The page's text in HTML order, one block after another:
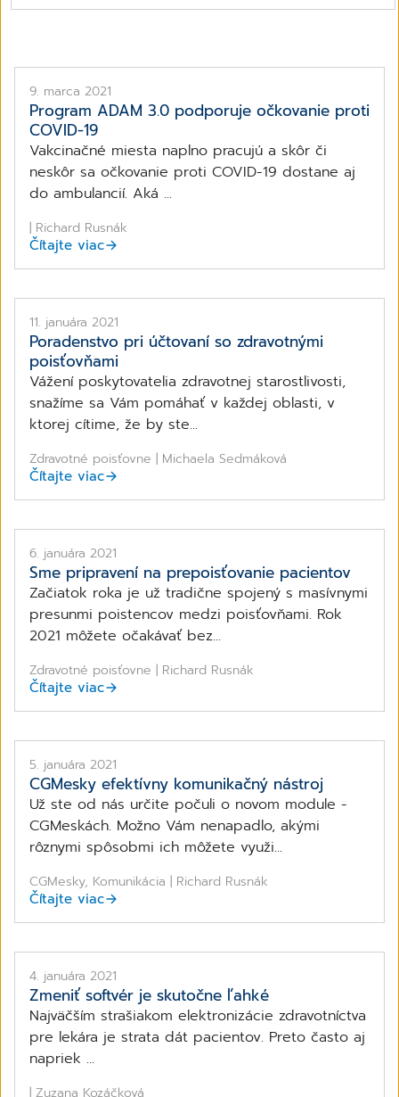
9. marca 2021
Program ADAM 3.0 podporuje očkovanie proti
COVID-19
Vakcinačné miesta naplno pracujú a skôr či
neskôr sa očkovanie proti COVID-19 dostane aj
do ambulancií. Aká ...
| Richard Rusnák
Čítajte viac
11. januára 2021
Poradenstvo pri účtovaní so zdravotnými
poisťovňami
Vážení poskytovatelia zdravotnej starostlivosti,
snažíme sa Vám pomáhať v každej oblasti, v
ktorej cítime, že by ste...
Zdravotné poisťovne | Michaela Sedmáková
Čítajte viac
6. januára 2021
Sme pripravení na prepoisťovanie pacientov
Začiatok roka je už tradične spojený s masívnymi
presunmi poistencov medzi poisťovňami. Rok
2021 môžete očakávať bez...
Zdravotné poisťovne | Richard Rusnák
Čítajte viac
5. januára 2021
CGMesky efektívny komunikačný nástroj
Už ste od nás určite počuli o novom module -
CGMeskách. Možno Vám nenapadlo, akými
rôznymi spôsobmi ich môžete využi...
CGMesky, Komunikácia | Richard Rusnák
Čítajte viac
4. januára 2021
Zmeniť softvér je skutočne ľahké
Najväčším strašiakom elektronizácie zdravotníctva
pre lekára je strata dát pacientov. Preto často aj
napriek ...
| Zuzana Kozáčková